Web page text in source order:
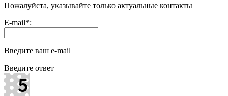
Пожалуйста, указывайте только актуальные контакты
E-mail*:
Введите ваш e-mail
Введите ответ